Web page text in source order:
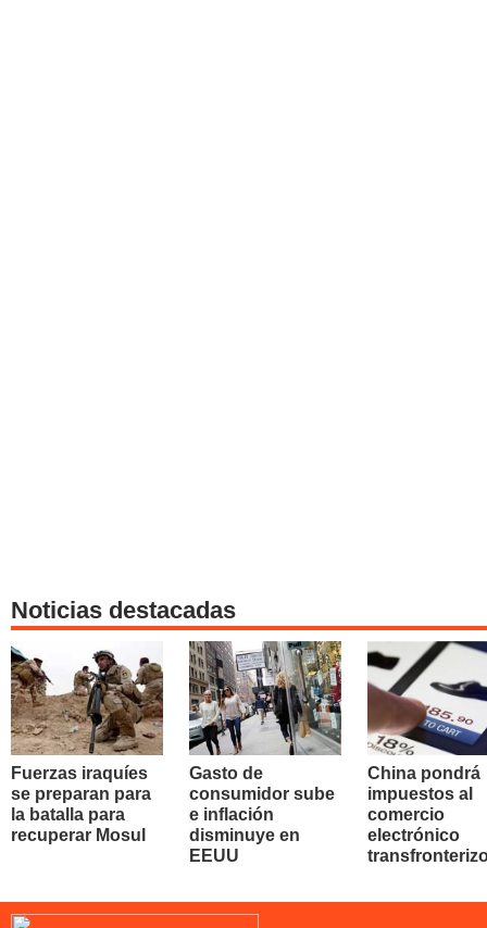
Noticias destacadas
Fuerzas iraquíes
se preparan para
la batalla para
recuperar Mosul
Gasto de
consumidor sube
e inflación
disminuye en
EEUU
China pondrá
impuestos al
comercio
electrónico